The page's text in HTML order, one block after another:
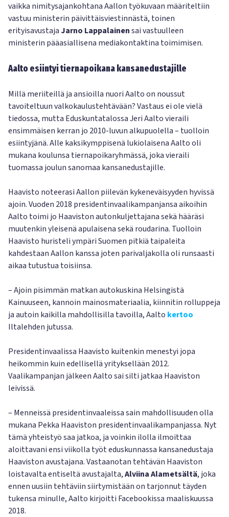
vaikka nimitysajankohtana Aallon työkuvaan määriteltiin
vastuu ministerin päivittäisviestinnästä, toinen
erityisavustaja Jarno Lappalainensai vastuulleen
ministerin pääasiallisena mediakontaktina toimimisen.
Aalto esiintyi tiernapoikana kansanedustajille
Millä meriiteillä ja ansioilla nuori Aalto on noussut
tavoiteltuun valkokaulustehtävään? Vastaus ei ole vielä
tiedossa, mutta Eduskuntatalossa Jeri Aalto vieraili
ensimmäisen kerran jo 2010-luvun alkupuolella – tuolloin
esiintyjänä. Alle kaksikymppisenä lukiolaisena Aalto oli
mukana koulunsa tiernapoikaryhmässä, joka vieraili
tuomassa joulun sanomaa kansanedustajille.
Haavisto noteerasi Aallon piilevän kykeneväisyyden hyvissä
ajoin. Vuoden 2018 presidentinvaalikampanjansa aikoihin
Aalto toimi jo Haaviston autonkuljettajana sekä hääräsi
muutenkin yleisenä apulaisena sekä roudarina. Tuolloin
Haavisto huristeli ympäri Suomen pitkiä taipaleita
kahdestaan Aallon kanssa joten parivaljakolla oli runsaasti
aikaa tutustua toisiinsa.
– Ajoin pisimmän matkan autokuskina Helsingistä
Kainuuseen, kannoin mainosmateriaalia, kiinnitin rolluppeja
ja autoin kaikilla mahdollisilla tavoilla, Aalto kertoo
Iltalehden jutussa.
Presidentinvaalissa Haavisto kuitenkin menestyi jopa
heikommin kuin edellisellä yrityksellään 2012.
Vaalikampanjan jälkeen Aalto sai silti jatkaa Haaviston
leivissä.
– Menneissä presidentinvaaleissa sain mahdollisuuden olla
mukana Pekka Haaviston presidentinvaalikampanjassa. Nyt
tämä yhteistyö saa jatkoa, ja voinkin ilolla ilmoittaa
aloittavani ensi viikolla työt eduskunnassa kansanedustaja
Haaviston avustajana. Vastaanotan tehtävän Haaviston
loistavalta entiseltä avustajalta,Alviina Alametsältä, joka
ennen uusiin tehtäviin siirtymistään on tarjonnut täyden
tukensa minulle, Aalto kirjoitti Facebookissa maaliskuussa
2018.